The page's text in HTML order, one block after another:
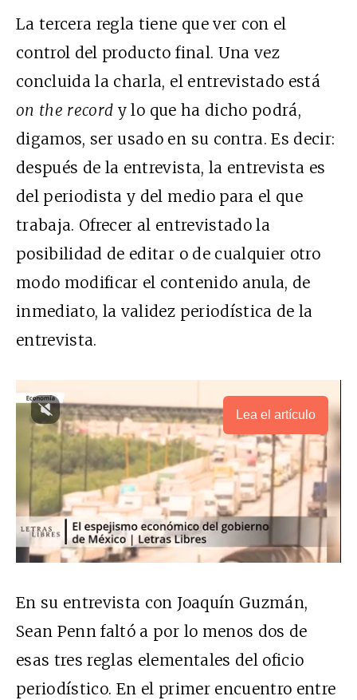
La tercera regla tiene que ver con el
control del producto final. Una vez
concluida la charla, el entrevistado está
on the record y lo que ha dicho podrá,
digamos, ser usado en su contra. Es decir:
después de la entrevista, la entrevista es
del periodista y del medio para el que
trabaja. Ofrecer al entrevistado la
posibilidad de editar o de cualquier otro
modo modificar el contenido anula, de
inmediato, la validez periodística de la
entrevista.
Lea el artículo
En su entrevista con Joaquín Guzmán,
Sean Penn faltó a por lo menos dos de
esas tres reglas elementales del oficio
periodístico. En el primer encuentro entre